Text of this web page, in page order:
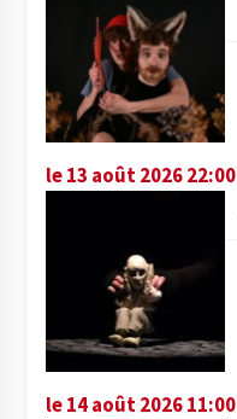
le 13 août 2026 22:00
le 14 août 2026 11:00